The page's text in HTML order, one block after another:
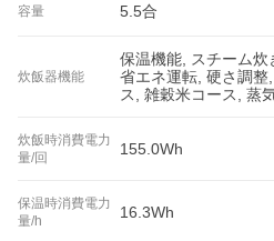
容量 5.5合
炊飯器機能
保温機能, スチーム炊
省エネ運転, 硬さ調
ス, 雑穀米コース, 蒸
炊飯時消費電力
量/回
155.0Wh
保温時消費電力
量/h
16.3Wh